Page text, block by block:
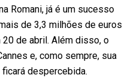
Romani, já é um sucesso
de 3,3 milhões de euros
de abril. Além disso, o
e, como sempre, sua
despercebida.